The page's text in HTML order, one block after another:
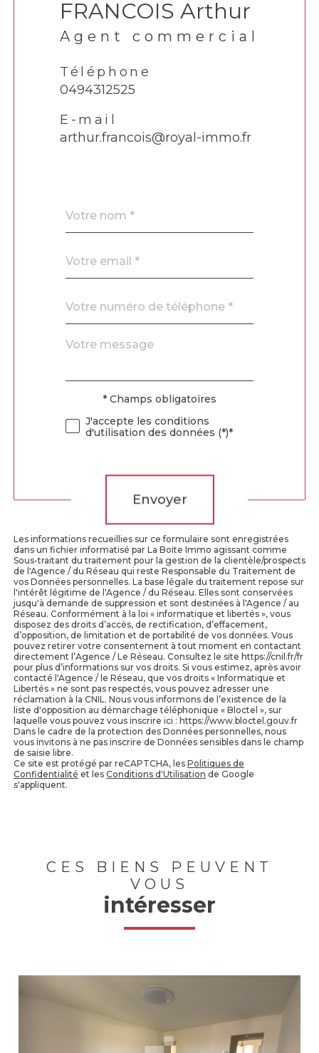
FRANCOIS Arthur
Agent commercial
Téléphone
0494312525
E-mail
arthur.francois@royal-immo.fr
par
*
*
*
Fieldset
Message
*
Validation* Champs obligatoires
J'accepte les conditions
d'utilisation des données (*)*
Envoyer
Les informations recueillies sur ce formulaire sont enregistrées
dans un fichier informatisé par La Boite Immo agissant comme
Sous-traitant du traitement pour la gestion de la clientèle/prospects
de l'Agence / du Réseau qui reste Responsable du Traitement de
vos Données personnelles. La base légale du traitement repose sur
l'intérêt légitime de l'Agence / du Réseau. Elles sont conservées
jusqu'à demande de suppression et sont destinées à l'Agence / au
Réseau. Conformément à la loi « informatique et libertés », vous
disposez des droits d’accès, de rectification, d’effacement,
d’opposition, de limitation et de portabilité de vos données. Vous
pouvez retirer votre consentement à tout moment en contactant
directement l’Agence / Le Réseau. Consultez le site https://cnil.fr/fr
pour plus d’informations sur vos droits. Si vous estimez, après avoir
contacté l'Agence / le Réseau, que vos droits « Informatique et
Libertés » ne sont pas respectés, vous pouvez adresser une
réclamation à la CNIL. Nous vous informons de l’existence de la
liste d'opposition au démarchage téléphonique « Bloctel », sur
laquelle vous pouvez vous inscrire ici : https://www.bloctel.gouv.fr
Dans le cadre de la protection des Données personnelles, nous
vous invitons à ne pas inscrire de Données sensibles dans le champ
de saisie libre.
Ce site est protégé par reCAPTCHA, les Politiques de
Confidentialité et les Conditions d'Utilisation de Google
s'appliquent.
CES BIENS PEUVENT
VOUS
intéresser